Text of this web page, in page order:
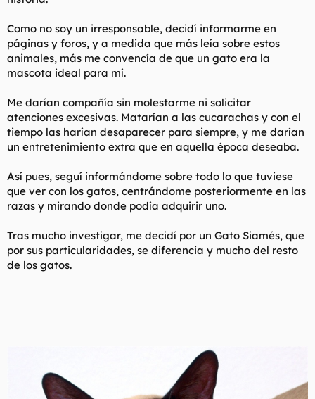
Como no soy un irresponsable, decidí informarme en
páginas y foros, y a medida que más leía sobre estos
animales, más me convencía de que un gato era la
mascota ideal para mí.
Me darían compañía sin molestarme ni solicitar
atenciones excesivas. Matarían a las cucarachas y con el
tiempo las harían desaparecer para siempre, y me darían
un entretenimiento extra que en aquella época deseaba.
Así pues, seguí informándome sobre todo lo que tuviese
que ver con los gatos, centrándome posteriormente en las
razas y mirando donde podía adquirir uno.
Tras mucho investigar, me decidí por un Gato Siamés, que
por sus particularidades, se diferencia y mucho del resto
de los gatos.